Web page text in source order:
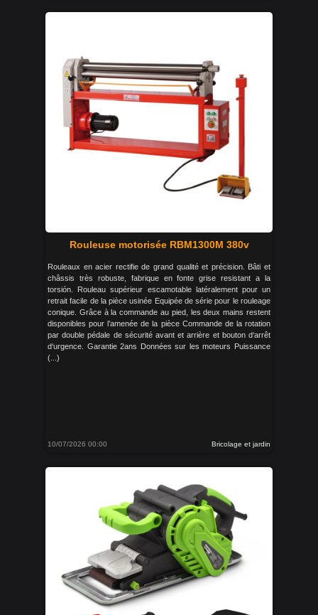
Rouleuse motorisée RBM1300M 380v
Rouleaux en acier rectifie de grand qualité et précision. Bâti et
châssis très robuste, fabrique en fonte grise resistant a la
torsión. Rouleau supérieur escamotable latéralement pour un
retrait facile de la pièce usinée Equipée de série pour le rouleage
conique. Grâce à la commande au pied, les deux mains restent
disponibles pour l’amenée de la pièce Commande de la rotation
par double pédale de sécurité avant et arrière et bouton d‘arrêt
d‘urgence. Garantie 2ans Données sur les moteurs Puissance
(...)
10/07/2026 00:00 Bricolage et jardin